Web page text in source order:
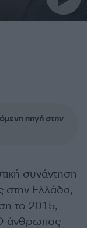
πηγή στην
συνάντηση
στην Ελλάδα,
το 2015,
άνθρωπος